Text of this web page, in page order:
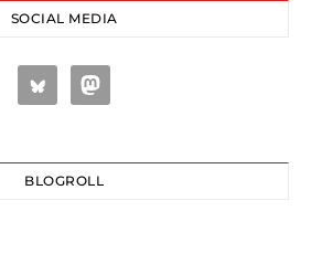
SOCIAL MEDIA
BLOGROLL